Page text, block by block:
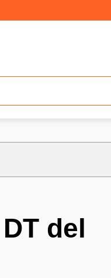
del